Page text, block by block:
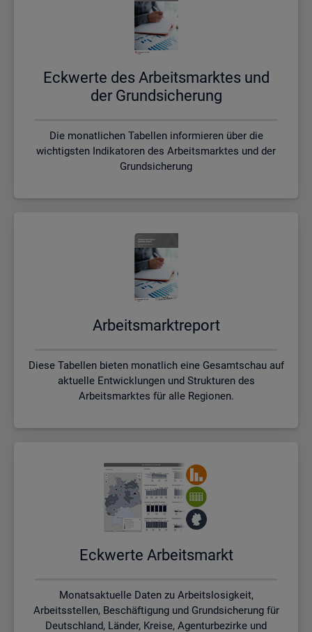
Eck­wer­te des Ar­beits­mark­tes und
der Grund­si­che­rung
Die monatlichen Tabellen informieren über die
wichtigsten Indikatoren des Arbeitsmarktes und der
Grundsicherung
Ar­beits­markt­re­port
Diese Tabellen bieten monatlich eine Gesamtschau auf
aktuelle Entwicklungen und Strukturen des
Arbeitsmarktes für alle Regionen.
Eck­wer­te Ar­beits­markt
Monatsaktuelle Daten zu Arbeitslosigkeit,
Arbeitsstellen, Beschäftigung und Grundsicherung für
Deutschland, Länder, Kreise, Agenturbezirke und